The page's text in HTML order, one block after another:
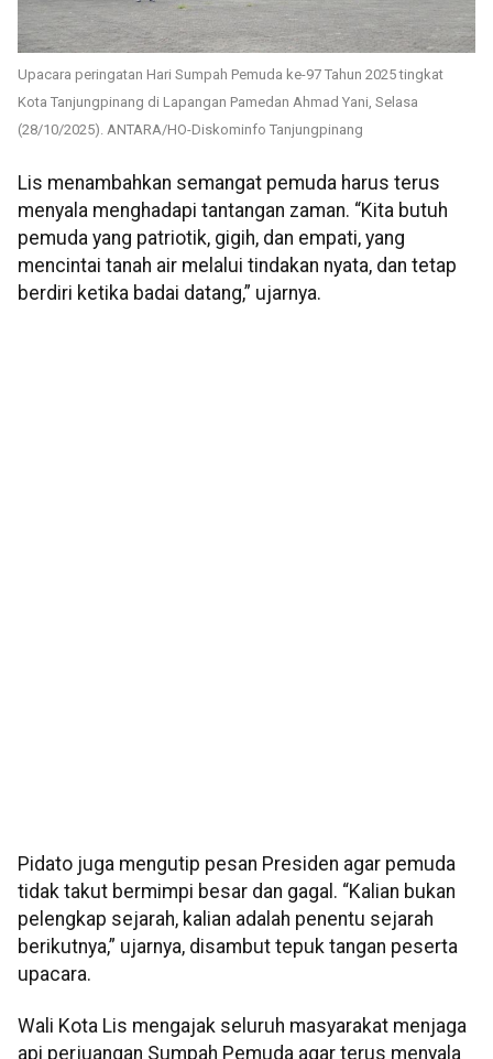
Upacara peringatan Hari Sumpah Pemuda ke-97 Tahun 2025 tingkat
Kota Tanjungpinang di Lapangan Pamedan Ahmad Yani, Selasa
(28/10/2025). ANTARA/HO-Diskominfo Tanjungpinang
Lis menambahkan semangat pemuda harus terus
menyala menghadapi tantangan zaman. “Kita butuh
pemuda yang patriotik, gigih, dan empati, yang
mencintai tanah air melalui tindakan nyata, dan tetap
berdiri ketika badai datang,” ujarnya.
Pidato juga mengutip pesan Presiden agar pemuda
tidak takut bermimpi besar dan gagal. “Kalian bukan
pelengkap sejarah, kalian adalah penentu sejarah
berikutnya,” ujarnya, disambut tepuk tangan peserta
upacara.
Wali Kota Lis mengajak seluruh masyarakat menjaga
api perjuangan Sumpah Pemuda agar terus menyala